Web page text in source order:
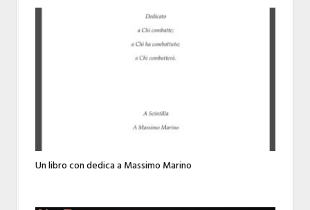
Un libro con dedica a Massimo Marino